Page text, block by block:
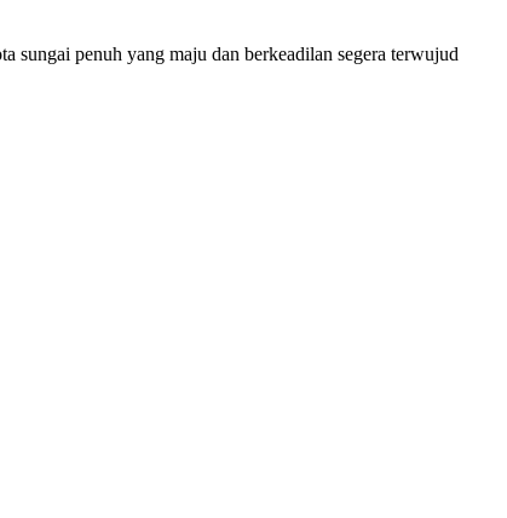
sungai penuh yang maju dan berkeadilan segera terwujud